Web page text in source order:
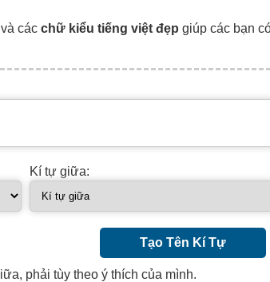
và các chữ kiểu tiếng việt đẹp giúp các bạn
Kí tự giữa:
Tạo Tên Kí Tự
phải tùy theo ý thích của mình.